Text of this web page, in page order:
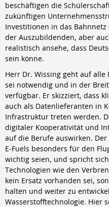
beschäftigen die
zukünftigen
Investitionen in das Bahnnetz
der Auszubildenden, aber
realistisch ansehe, dass
sein könne.
Herr Dr. Wissing geht auf
sei notwendig und in der
verfügbar. Er skizziert, dass
auch als Datenlieferanten in
Infrastruktur treten werden.
digitaler Kooperativität und
auf die Berufe auswirken.
E-Fuels besonders für den
wichtig seien, und spricht
Technologien wie den
kein Ersatz vorhanden sei,
halten und weiter zu
Wasserstofftechnologie. Hier